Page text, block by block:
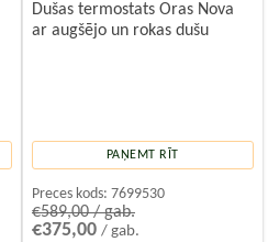
Dušas termostats Oras Nova
ar augšējo un rokas dušu
PAŅEMT RĪT
Preces kods: 7699530
€589,00 / gab.
€375,00 / gab.